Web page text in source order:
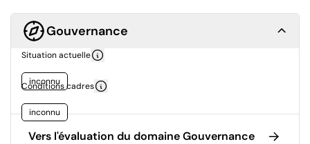
Gouvernance
Situation actuelle
inconnu
Conditions cadres
inconnu
Vers l'évaluation du domaine Gouvernance